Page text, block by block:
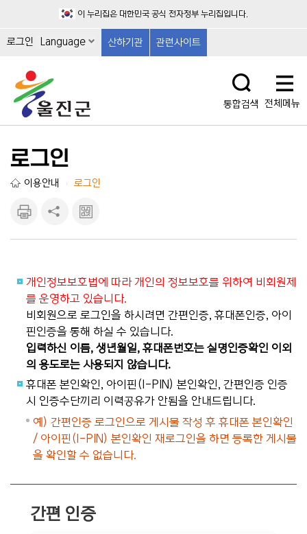
이 누리집은 대한민국 공식 전자정부 누리집입니다.
로그인 Language 산하기관 관련사이트
통합검색 전체메뉴
로그인
이용안내 로그인
기
기
크 보
개인정보보호법에 따라 개인의 정보보호를 위하여 비회원제
를 운영하고 있습니다.
비회원으로 로그인을 하시려면 간편인증, 휴대폰인증, 아이
핀인증을 통해 하실 수 있습니다.
입력하신 이름, 생년월일, 휴대폰번호는 실명인증확인 이외
의 용도로는 사용되지 않습니다.
휴대폰 본인확인, 아이핀(I-PIN) 본인확인, 간편인증 인증
시 인증수단끼리 이력공유가 안됨을 안내드립니다.
예) 간편인증 로그인으로 게시물 작성 후 휴대폰 본인확인
/ 아이핀(I-PIN) 본인확인 재로그인을 하면 등록한 게시물
을 확인할 수 없습니다.
간편 인증